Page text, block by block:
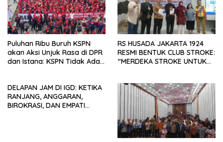
Puluhan Ribu Buruh KSPN
akan Aksi Unjuk Rasa di DPR
dan Istana: KSPN Tidak Ada
Siapapun
RS HUSADA JAKARTA 1924
RESMI BENTUK CLUB STROKE:
“MERDEKA STROKE UNTUK
DELAPAN JAM DI IGD: KETIKA
RANJANG, ANGGARAN,
BIROKRASI, DAN EMPATI